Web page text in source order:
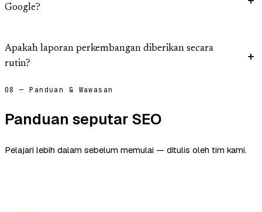
Google?
Apakah laporan perkembangan diberikan secara
rutin?
08 — Panduan & Wawasan
Panduan seputar SEO
Pelajari lebih dalam sebelum memulai — ditulis oleh tim kami.